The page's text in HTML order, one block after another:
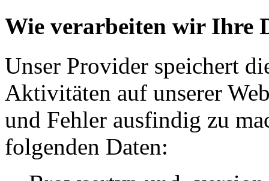
Wie verarbeiten wir Ihre
Unser Provider speichert
Aktivitäten auf unserer
und Fehler ausfindig zu
folgenden Daten: